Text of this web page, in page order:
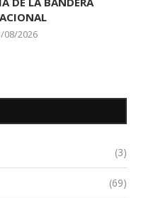
08/2026
(3)
(69)